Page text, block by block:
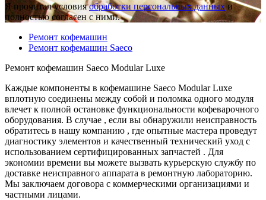
Я прочитал условияобработки персональных данных и
полностью согласен с ними.
Ремонт кофемашин
Ремонт кофемашин Saeco
Ремонт кофемашин Saeco Modular Luxe
Каждые компоненты в кофемашине Saeco Modular Luxe
вплотную соединены между собой и поломка одного модуля
влечет к полной остановке функциональности кофеварочного
оборудования. В случае , если вы обнаружили неисправность
обратитесь в нашу компанию , где опытные мастера проведут
диагностику элементов и качественный технический уход с
использованием сертифицированных запчастей . Для
экономии времени вы можете вызвать курьерскую службу по
доставке неисправного аппарата в ремонтную лабораторию.
Мы заключаем договора с коммерческими организациями и
частными лицами.